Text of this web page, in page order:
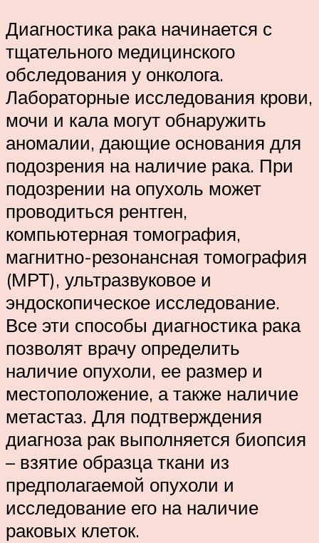
Диагностика рака начинается с
тщательного медицинского
обследования у онколога.
Лабораторные исследования крови,
мочи и кала могут обнаружить
аномалии, дающие основания для
подозрения на наличие рака. При
подозрении на опухоль может
проводиться рентген,
компьютерная томография,
магнитно-резонансная томография
(МРТ), ультразвуковое и
эндоскопическое исследование.
Все эти способы диагностика рака
позволят врачу определить
наличие опухоли, ее размер и
местоположение, а также наличие
метастаз. Для подтверждения
диагноза рак выполняется биопсия
– взятие образца ткани из
предполагаемой опухоли и
исследование его на наличие
раковых клеток.